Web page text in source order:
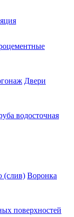
Двери
водосточная
(слив) Воронка
поверхностей